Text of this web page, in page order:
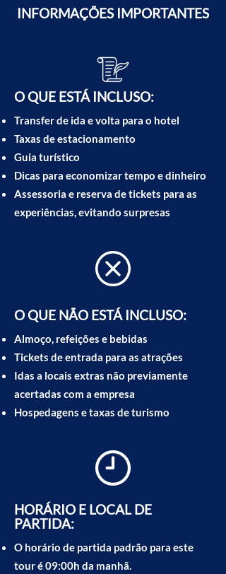
INFORMAÇÕES IMPORTANTES
O QUE ESTÁ INCLUSO:
Transfer de ida e volta para o hotel
Taxas de estacionamento
Guia turístico
Dicas para economizar tempo e dinheiro
Assessoria e reserva de tickets para as
experiências, evitando surpresas
O QUE NÃO ESTÁ INCLUSO:
Almoço, refeições e bebidas
Tickets de entrada para as atrações
Idas a locais extras não previamente
acertadas com a empresa
Hospedagens e taxas de turismo
HORÁRIO E LOCAL DE
PARTIDA:
O horário de partida padrão para este
tour é 09:00h da manhã.